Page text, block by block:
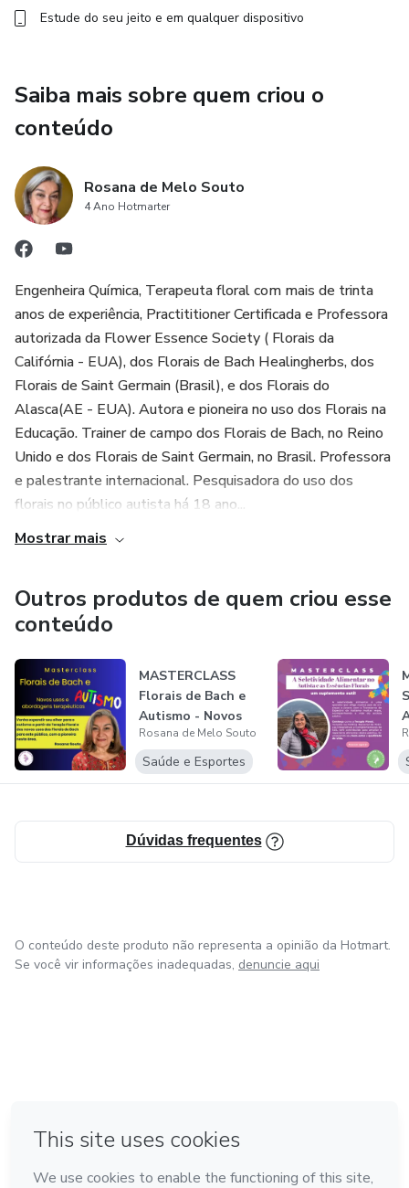
saúde e bem-estar de uma mãe atípica.
própria com amor — porque quem cuida também merece
ser cuidada.
🌷 Inscreva-se já e permita-se que as essências florais
sejam seus instrumentos de autocuidado e bem-estar!
em maio de 2024, para angariar recursos para ajudar os
abrigos dos autistas, no Rio Grande de Sul, por ocasião das
inundações.
Agora, ele esta aqui para que vocês possam se ajudar
também!!
Estude do seu jeito e em qualquer dispositivo
Saiba mais sobre quem criou o
conteúdo
Rosana de Melo Souto
4 Ano Hotmarter
Engenheira Química, Terapeuta floral com mais de trinta
anos de experiência, Practititioner Certificada e Professora
autorizada da Flower Essence Society ( Florais da
Califórnia - EUA), dos Florais de Bach Healingherbs, dos
Florais de Saint Germain (Brasil), e dos Florais do
Alasca(AE - EUA). Autora e pioneira no uso dos Florais na
Educação. Trainer de campo dos Florais de Bach, no Reino
Unido e dos Florais de Saint Germain, no Brasil. Professora
e palestrante internacional. Pesquisadora do uso dos
florais no público autista há 18 ano...
Mostrar mais
Outros produtos de quem criou esse
conteúdo
MASTERCLASS
Florais de Bach e
Autismo - Novos
usos e abordag...
Rosana de Melo Souto
Saúde e Esportes
Dúvidas frequentes
O conteúdo deste produto não representa a opinião da Hotmart.
Se você vir informações inadequadas, denuncie aqui
Feito com ❤ na Cidade do México